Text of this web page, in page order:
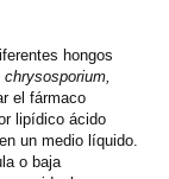
hongos
el fármaco
lipídico ácido
un medio líquido.
o baja